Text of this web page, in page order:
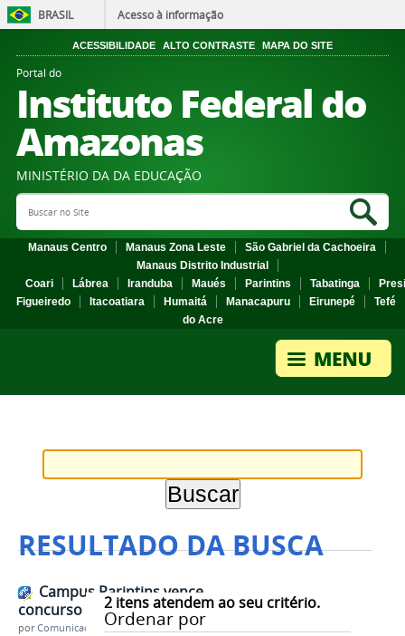
BRASIL Acesso à informação
ACESSIBILIDADE ALTO CONTRASTE MAPA DO SITE
Portal do
Instituto Federal do
Amazonas
MINISTÉRIO DA DA EDUCAÇÃO
Search Site
Manaus Centro Manaus Zona Leste
São Gabriel da Cachoeira
Manaus Distrito Industrial
Coari
Lábrea Iranduba Maués Parintins Tabatinga
Figueiredo
Itacoatiara Humaitá Manacapuru Eirunepé
Tefé
do Acre
RESULTADO DA BUSCA
2itens atendem ao seu critério.
Ordenar por
Campus Parintins vence
concurso de redação do IFAM
porComunicação CPR